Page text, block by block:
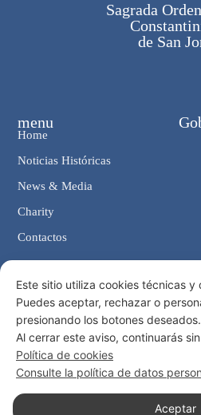
Sagrada
de San
menu
Home
Noticias Históricas
News & Media
Charity
Contactos
Contactos
Cancillería: Via Giosuè Carducci, 4
eMail: cancelleria@ordine-costantiniano.it
Tel. +39 06 47.41.190 +39 06 48.19.401
Social
Este sitio utiliza cookies técnicas y
Puedes aceptar, rechazar o
presionando los botones deseados.
Al cerrar este aviso, continuarás
Política de cookies
Consulte la política de datos
Aceptar